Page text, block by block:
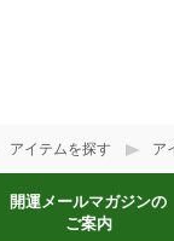
アイテムを探す ア
開運メールマガジンの
ご案内